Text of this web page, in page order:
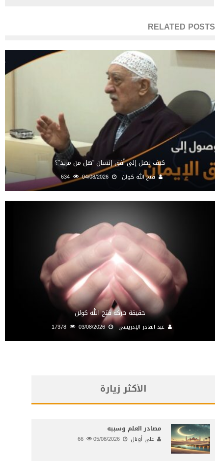
RELATED POSTS
كيف نصل إلى أفق إنسان “هل من مزيد”؟
فتح الله كولن 04/08/2026
حقيقة حركة فتح الله كولن
عبد القادر الإدريسي 03/08/2026
الأكثر زيارة
مصادر العلم وسببه
علي أونال 05/08/2026